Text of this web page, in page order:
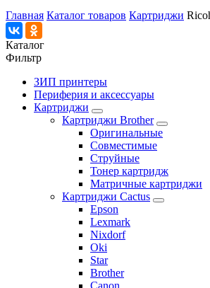
Главная Каталог товаров Картриджи
Каталог
Фильтр
ЗИП принтеры
Периферия и аксессуары
Картриджи
Картриджи Brother
Оригинальные
Совместимые
Струйные
Тонер картридж
Матричные картриджи
Картриджи Cactus
Epson
Lexmark
Nixdorf
Oki
Star
Brother
Canon